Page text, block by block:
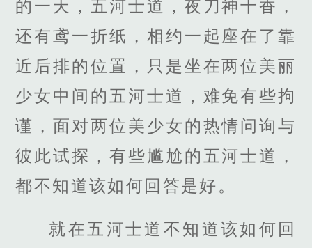
的一天，五河士道，夜刀神十香，
还有鸢一折纸，相约一起座在了靠
近后排的位置，只是坐在两位美丽
少女中间的五河士道，难免有些拘
谨，面对两位美少女的热情问询与
彼此试探，有些尴尬的五河士道，
都不知道该如何回答是好。
就在五河士道不知道该如何回